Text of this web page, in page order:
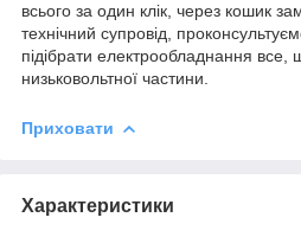
всього за один клік, через кошик
технічний супровід,
підібрати електрообладнання все,
низьковольтної частини.
Приховати
Характеристики